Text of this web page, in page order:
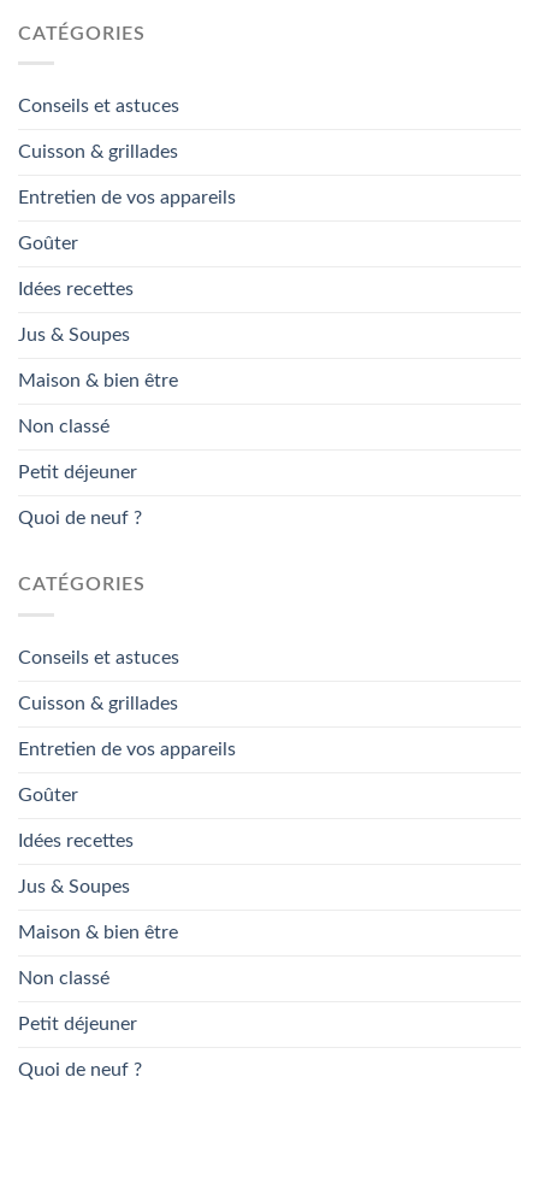
CATÉGORIES
Conseils et astuces
Cuisson & grillades
Entretien de vos appareils
Goûter
Idées recettes
Jus & Soupes
Maison & bien être
Non classé
Petit déjeuner
Quoi de neuf ?
CATÉGORIES
Conseils et astuces
Cuisson & grillades
Entretien de vos appareils
Goûter
Idées recettes
Jus & Soupes
Maison & bien être
Non classé
Petit déjeuner
Quoi de neuf ?